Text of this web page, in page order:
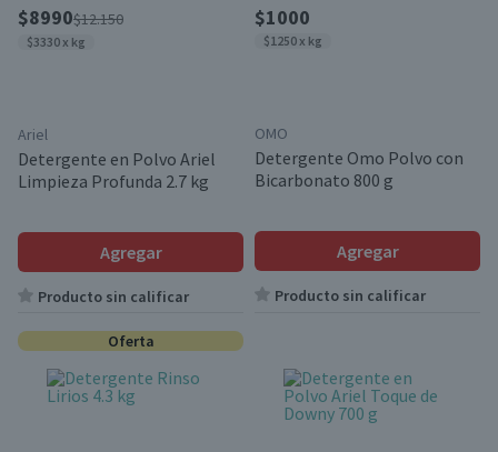
$8990$12.150
$3330 x kg
Ariel
Detergente en Polvo Ariel
Limpieza Profunda 2.7 kg
Agregar
Producto sin calificar
$1000
$1250 x kg
OMO
Detergente Omo Polvo con
Bicarbonato 800 g
Agregar
Producto sin calificar
Oferta